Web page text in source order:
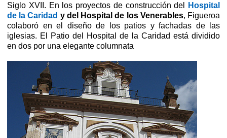
Siglo XVII. En los proyectos de construcción del
Hospital
de la Caridad y del Hospital de los Venerables, Figueroa
colaboró en el diseño de los patios y fachadas de las
iglesias. El Patio del Hospital de la Caridad está dividido
en dos por una elegante columnata